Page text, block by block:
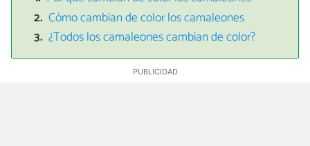
Cómo cambian de color los camaleones
¿Todos los camaleones cambian de color?